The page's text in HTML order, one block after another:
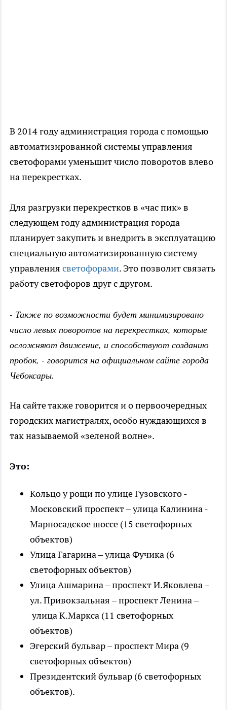
В 2014 году администрация города с помощью
автоматизированной системы управления
светофорами уменьшит число поворотов влево
на перекрестках.
Для разгрузки перекрестков в «час пик» в
следующем году администрация города
планирует закупить и внедрить в эксплуатацию
специальную автоматизированную систему
управления светофорами. Это позволит связать
работу светофоров друг с другом.
- Также по возможности будет минимизировано
число левых поворотов на перекрестках, которые
осложняют движение, и способствуют созданию
пробок, - говорится на официальном сайте города
Чебоксары.
На сайте также говорится и о первоочередных
городских магистралях, особо нуждающихся в
так называемой «зеленой волне».
Это:
Кольцо у рощи по улице Гузовского -
Московский проспект – улица Калинина -
Марпосадское шоссе (15 светофорных
объектов)
Улица Гагарина – улица Фучика (6
светофорных объектов)
Улица Ашмарина – проспект И.Яковлева –
ул. Привокзальная – проспект Ленина –
улица К.Маркса (11 светофорных
объектов)
Эгерский бульвар – проспект Мира (9
светофорных объектов)
Президентский бульвар (6 светофорных
объектов).